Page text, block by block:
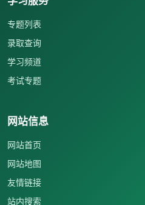
专题列表
录取查询
学习频道
考试专题
网站信息
网站首页
网站地图
友情链接
站内搜索